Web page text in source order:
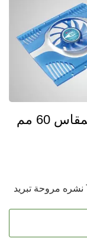
مراوح USB للهواتف المحمولة بمقاس 60 مم